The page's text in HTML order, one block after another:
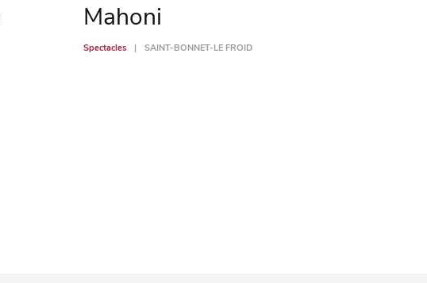
Mahoni
Spectacles SAINT-BONNET-LE FROID